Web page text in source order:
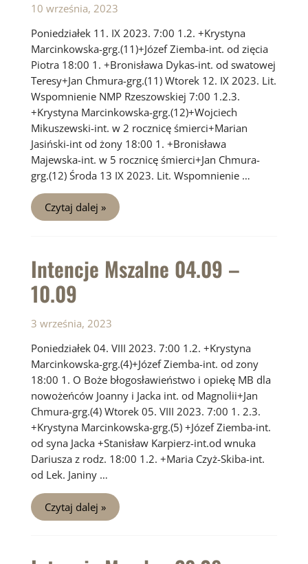
10 września, 2023
Poniedziałek 11. IX 2023. 7:00 1.2. +Krystyna
Marcinkowska-grg.(11)+Józef Ziemba-int. od zięcia
Piotra 18:00 1. +Bronisława Dykas-int. od swatowej
Teresy+Jan Chmura-grg.(11) Wtorek 12. IX 2023. Lit.
Wspomnienie NMP Rzeszowskiej 7:00 1.2.3.
+Krystyna Marcinkowska-grg.(12)+Wojciech
Mikuszewski-int. w 2 rocznicę śmierci+Marian
Jasiński-int od żony 18:00 1. +Bronisława
Majewska-int. w 5 rocznicę śmierci+Jan Chmura-
grg.(12) Środa 13 IX 2023. Lit. Wspomnienie …
Intencje
Mszalne
11.09
Czytaj dalej »
Intencje Mszalne 04.09 –
10.09
3 września, 2023
Poniedziałek 04. VIII 2023. 7:00 1.2. +Krystyna
Marcinkowska-grg.(4)+Józef Ziemba-int. od zony
18:00 1. O Boże błogosławieństwo i opiekę MB dla
nowożeńców Joanny i Jacka int. od Magnolii+Jan
Chmura-grg.(4) Wtorek 05. VIII 2023. 7:00 1. 2.3.
+Krystyna Marcinkowska-grg.(5) +Józef Ziemba-int.
od syna Jacka +Stanisław Karpierz-int.od wnuka
Dariusza z rodz. 18:00 1.2. +Maria Czyż-Skiba-int.
od Lek. Janiny …
Intencje
Mszalne
04.09
Czytaj dalej »